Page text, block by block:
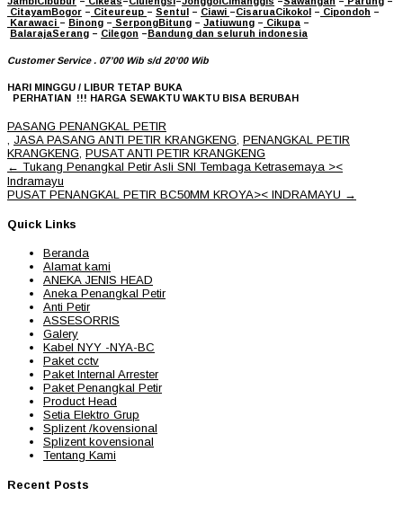
CitayamBogor – Citeureup – Sentul – Ciawi –CisaruaCikokol – Cipondoh –
Karawaci – Binong – SerpongBitung – Jatiuwung – Cikupa –
BalarajaSerang – Cilegon –Bandung dan seluruh indonesia
Customer Service . 07’00 Wib s/d 20’00 Wib
HARI MINGGU / LIBUR TETAP BUKA
PERHATIAN !!! HARGA SEWAKTU WAKTU BISA BERUBAH
PASANG PENANGKAL PETIR
JASA PASANG ANTI PETIR KRANGKENG PENANGKAL PETIR
KRANGKENG PUSAT ANTI PETIR KRANGKENG
Post
navigation
← Tukang Penangkal Petir Asli SNI Tembaga Ketrasemaya ><
Indramayu
PUSAT PENANGKAL PETIR BC50MM KROYA>< INDRAMAYU →
Quick Links
Beranda
Alamat kami
ANEKA JENIS HEAD
Aneka Penangkal Petir
Anti Petir
ASSESORRIS
Galery
Kabel NYY -NYA-BC
Paket cctv
Paket Internal Arrester
Paket Penangkal Petir
Product Head
Setia Elektro Grup
Splizent /kovensional
Splizent kovensional
Tentang Kami
Recent Posts